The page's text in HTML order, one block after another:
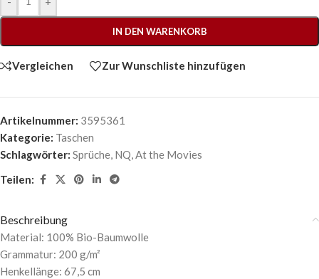
IN DEN WARENKORB
Vergleichen Zur Wunschliste hinzufügen
Artikelnummer: 3595361
Kategorie: Taschen
Schlagwörter: Sprüche, NQ,At the Movies
Teilen:
Beschreibung
Material: 100% Bio-Baumwolle
Grammatur: 200 g/m²
Henkellänge: 67,5 cm